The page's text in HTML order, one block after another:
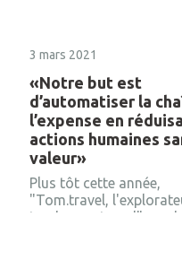
3 mars 2021
«Notre but est
d’automatiser la
l’expense en
actions humaines
valeur»
Plus tôt cette année,
"Tom.travel,
tendances travel" a